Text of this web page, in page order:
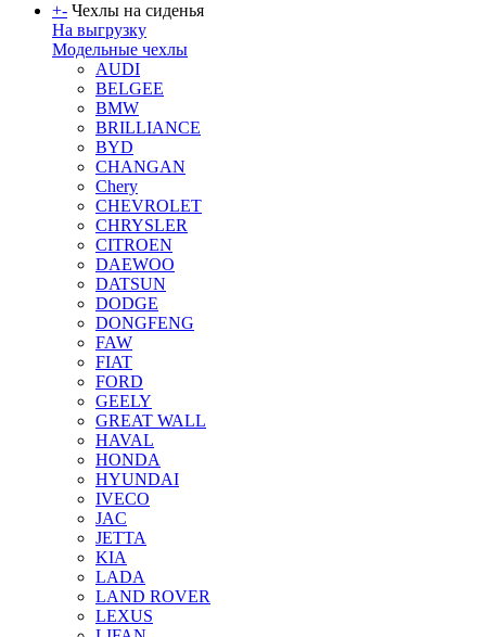
+- Чехлы на сиденья
На выгрузку
Модельные чехлы
AUDI
BELGEE
BMW
BRILLIANCE
BYD
CHANGAN
Chery
CHEVROLET
CHRYSLER
CITROEN
DAEWOO
DATSUN
DODGE
DONGFENG
FAW
FIAT
FORD
GEELY
GREAT WALL
HAVAL
HONDA
HYUNDAI
IVECO
JAC
JETTA
KIA
LADA
LAND ROVER
LEXUS